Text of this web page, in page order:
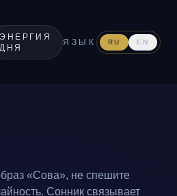
ЭНЕРГИЯ
ДНЯ
ЯЗЫК RU EN
«Сова», не спешите
Сонник связывает